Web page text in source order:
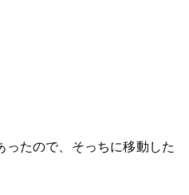
たので、そっちに移動した